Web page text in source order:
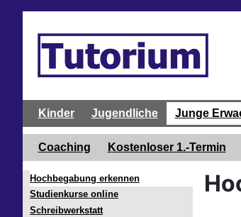
Kinder Jugendliche Junge
Coaching Kostenloser 1.-Termin
Hochbegabung erkennen
Studienkurse online
Schreibwerkstatt